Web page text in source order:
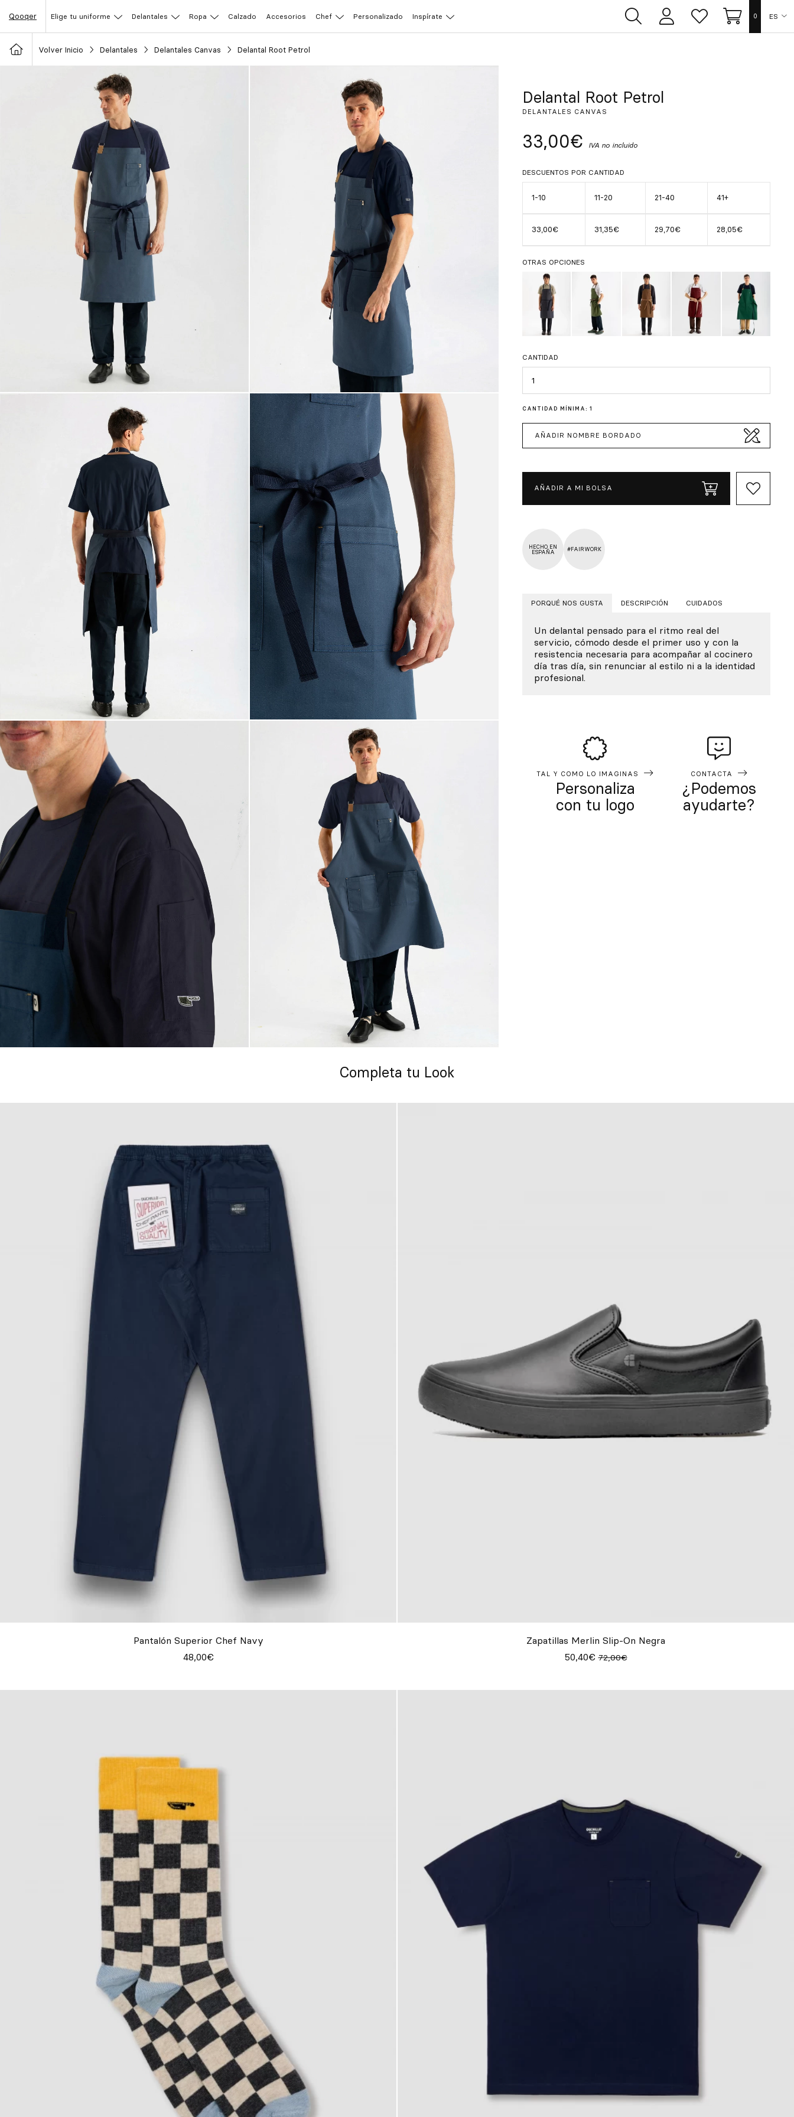
Qooqer Elige tu uniforme Delantales Ropa Calzado Accesorios Chef Personalizado Inspírate
Área
de
Lista
de
Carrito
0 ES
Volver Inicio Delantales Delantales Canvas Delantal Root Petrol
Delantal Root Petrol
DELANTALES CANVAS
33,00€ IVA no incluido
DESCUENTOS POR CANTIDAD
1-10 11-20 21-40 41+
33,00€ 31,35€ 29,70€ 28,05€
OTRAS OPCIONES
CANTIDAD
Cantidad
CANTIDAD MÍNIMA: 1
AÑADIR NOMBRE BORDADO
AÑADIR A MI BOLSA
HECHO EN
ESPAÑA
#FAIRWORK
PORQUÉ NOS GUSTA DESCRIPCIÓN CUIDADOS
Un delantal pensado para el ritmo real del
servicio, cómodo desde el primer uso y con la
resistencia necesaria para acompañar al cocinero
día tras día, sin renunciar al estilo ni a la identidad
profesional.
TAL Y COMO LO IMAGINAS
Personaliza
con tu logo
CONTACTA
¿Podemos
ayudarte?
Completa tu Look
Pantalón Superior Chef Navy
48,00€
Zapatillas Merlin Slip-On Negra
50,40€ 72,00€